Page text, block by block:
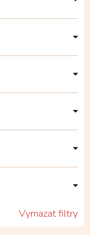
Vymazat filtry